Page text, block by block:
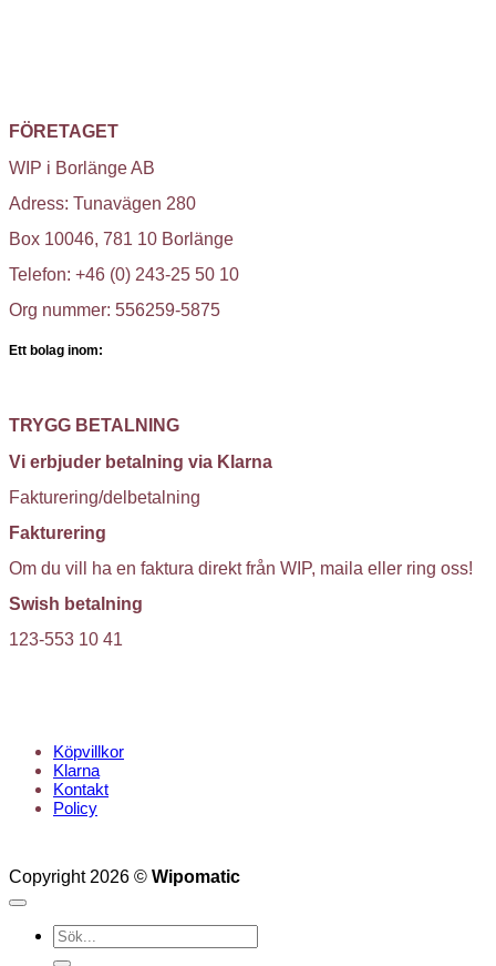
FÖRETAGET
WIP i Borlänge AB
Adress: Tunavägen 280
Box 10046, 781 10 Borlänge
Telefon: +46 (0) 243-25 50 10
Org nummer: 556259-5875
Ett bolag inom:
TRYGG BETALNING
Vi erbjuder betalning via Klarna
Fakturering/delbetalning
Fakturering
Om du vill ha en faktura direkt från WIP, maila eller ring oss!
Swish betalning
123-553 10 41
Köpvillkor
Klarna
Kontakt
Policy
Copyright 2026 © Wipomatic
Sök
efter: